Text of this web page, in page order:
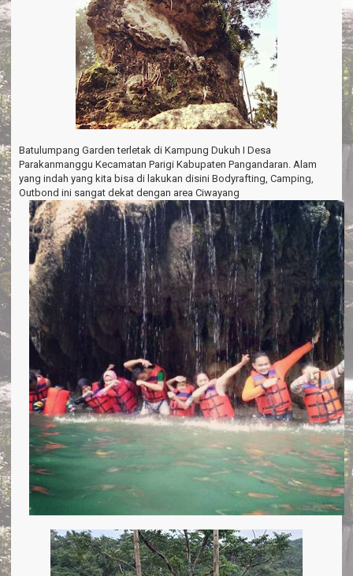
Batulumpang Garden terletak di Kampung Dukuh I Desa
Parakanmanggu Kecamatan Parigi Kabupaten Pangandaran. Alam
yang indah yang kita bisa di lakukan disini Bodyrafting, Camping,
Outbond ini sangat dekat dengan area Ciwayang